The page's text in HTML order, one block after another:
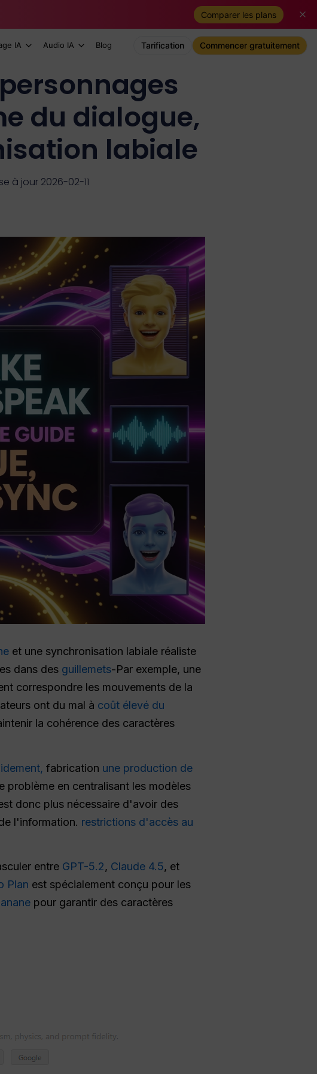
Comparer les plans
IA Audio IA Blog Tarification Commencer gratuitement
du dialogue,
labiale
à jour 2026-02-11
et une synchronisation labiale réaliste
dans des guillemets-Par exemple, une
correspondre les mouvements de la
ont du mal à coût élevé du
la cohérence des caractères
fabrication une production de
problème en centralisant les modèles
donc plus nécessaire d'avoir des
l'information. restrictions d'accès au
entre GPT-5.2, Claude 4.5, et
Plan est spécialement conçu pour les
pour garantir des caractères